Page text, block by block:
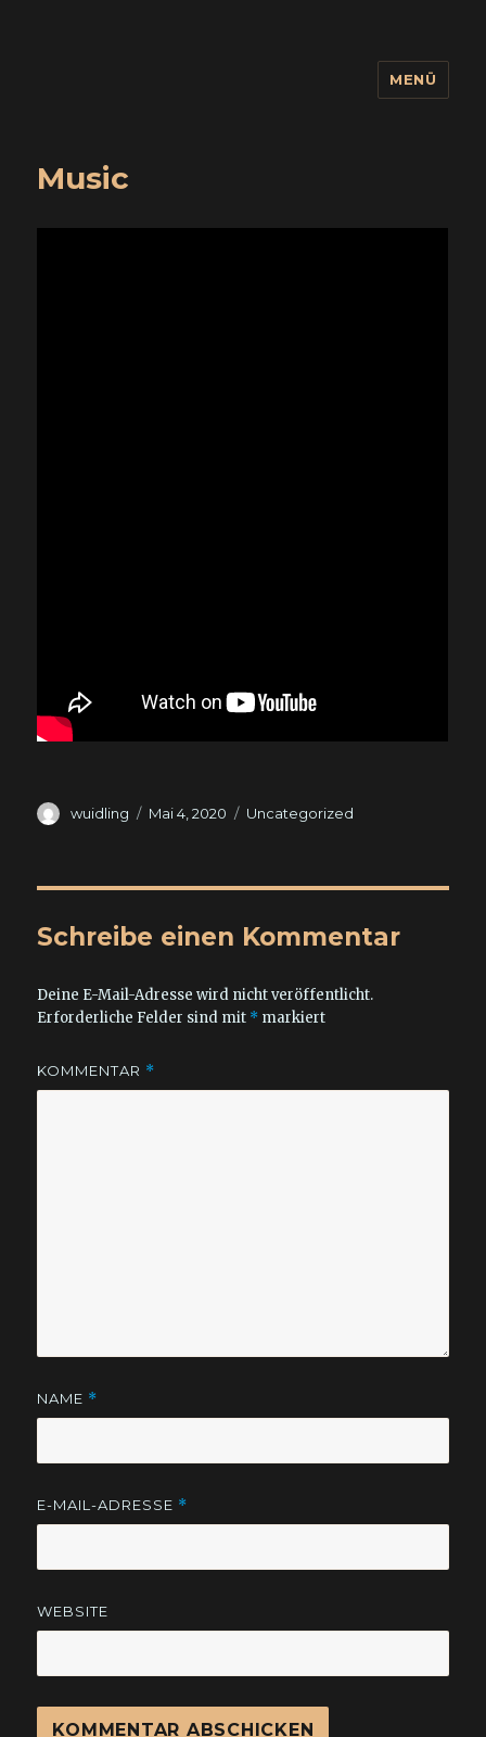
MENÜ
Music
Autor
wuidling
Veröffentlicht
Mai 4, 2020 Kategorien
Uncategorized
Schreibe einen Kommentar
Deine E-Mail-Adresse wird nicht veröffentlicht.
Erforderliche Felder sind mit * markiert
KOMMENTAR *
NAME *
E-MAIL-ADRESSE *
WEBSITE